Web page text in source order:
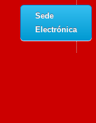
Sede
Electrónica